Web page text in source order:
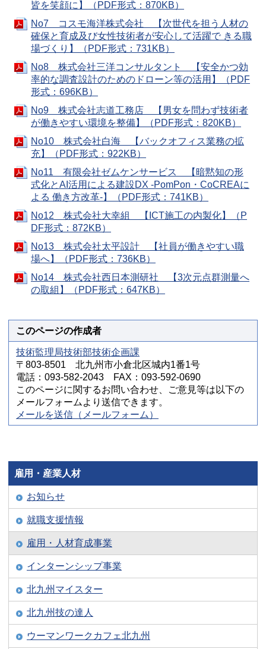
皆を笑顔に】（PDF形式：870KB）
No7 コスモ海洋株式会社 【次世代を担う人材の
確保と育成及び女性技術者が安心して活躍で きる職
場づくり】（PDF形式：731KB）
No8 株式会社三洋コンサルタント 【安全かつ効
率的な調査設計のためのドローン等の活用】（PDF
形式：696KB）
No9 株式会社志道工務店 【男女を問わず技術者
が働きやすい環境を整備】（PDF形式：820KB）
No10 株式会社白海 【バックオフィス業務の拡
充】（PDF形式：922KB）
No11 有限会社ゼムケンサービス 【暗黙知の形
式化とAI活用による建設DX -PomPon・CoCREAに
よる 働き方改革-】（PDF形式：741KB）
No12 株式会社大幸組 【ICT施工の内製化】（P
DF形式：872KB）
No13 株式会社太平設計 【社員が働きやすい職
場へ】（PDF形式：736KB）
No14 株式会社西日本測研社 【3次元点群測量へ
の取組】（PDF形式：647KB）
このページの作成者
技術監理局技術部技術企画課
〒803-8501 北九州市小倉北区城内1番1号
電話：093-582-2043 FAX：093-592-0690
このページに関するお問い合わせ、ご意見等は以下の
メールフォームより送信できます。
メールを送信（メールフォーム）
雇用・産業人材
お知らせ
就職支援情報
雇用・人材育成事業
インターンシップ事業
北九州マイスター
北九州技の達人
ウーマンワークカフェ北九州